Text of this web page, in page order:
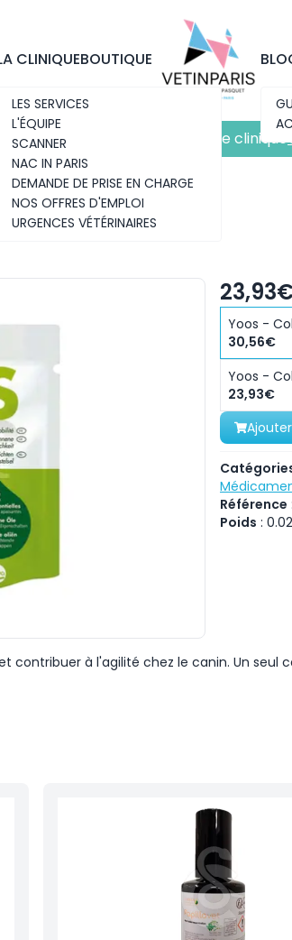
CLINIQUE
LES SERVICES
L'ÉQUIPE
SCANNER
NAC IN PARIS
DEMANDE DE PRISE EN CHARGE
NOS OFFRES D'EMPLOI
URGENCES VÉTÉRINAIRES
BOUTIQUE
Découvrez notre nouvelle clinique
Découvrez notre nouvelle clinique
Yoos -
30,56€
Yoos -
23,93€
Référence :
Poids :
contribuer à l'agilité chez le canin. Un